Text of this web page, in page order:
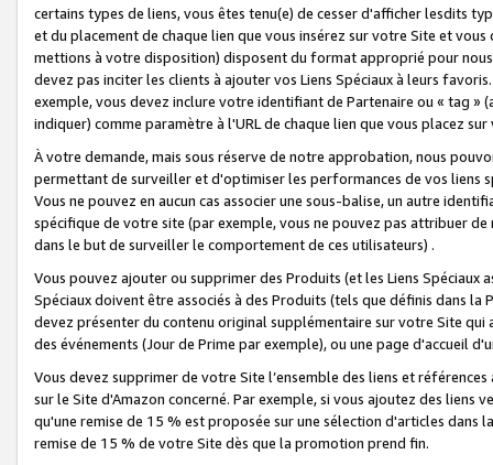
certains types de liens, vous êtes tenu(e) de cesser d'afficher lesdits
et du placement de chaque lien que vous insérez sur votre Site et
mettions à votre disposition) disposent du format approprié pour
devez pas inciter les clients à ajouter vos Liens Spéciaux à leurs
exemple, vous devez inclure votre identifiant de Partenaire ou « tag
indiquer) comme paramètre à l'URL de chaque lien que vous placez
À votre demande, mais sous réserve de notre approbation, nous
permettant de surveiller et d'optimiser les performances de vos liens
Vous ne pouvez en aucun cas associer une sous-balise, un autre
spécifique de votre site (par exemple, vous ne pouvez pas attribuer
dans le but de surveiller le comportement de ces utilisateurs) .
Vous pouvez ajouter ou supprimer des Produits (et les Liens
Spéciaux doivent être associés à des Produits (tels que définis dans
devez présenter du contenu original supplémentaire sur votre Site qui
des événements (Jour de Prime par exemple), ou une page d'accueil
Vous devez supprimer de votre Site l’ensemble des liens et
sur le Site d'Amazon concerné. Par exemple, si vous ajoutez des
qu'une remise de 15 % est proposée sur une sélection d'articles
remise de 15 % de votre Site dès que la promotion prend fin.